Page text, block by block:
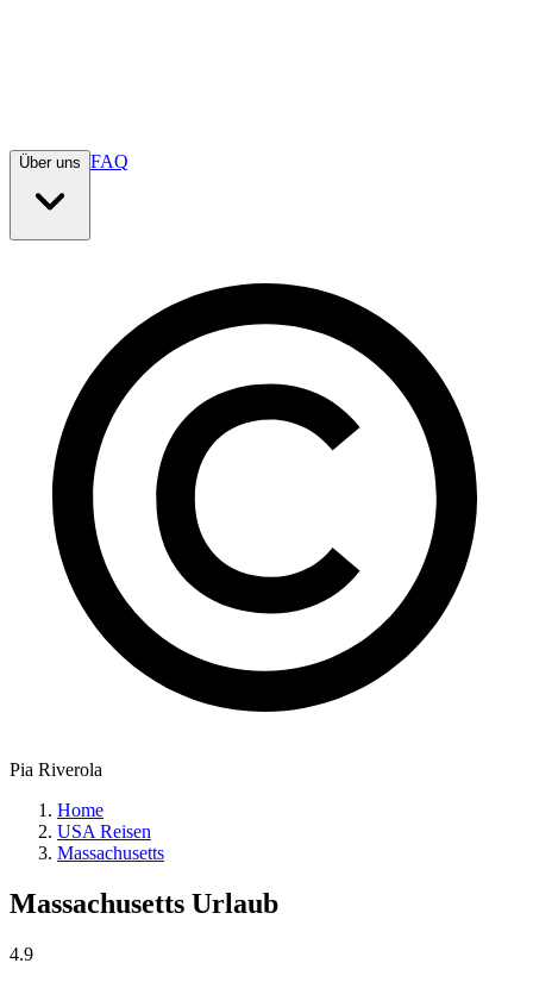
Über uns FAQ
Pia Riverola
Home
USA Reisen
Massachusetts
Massachusetts Urlaub
4.9